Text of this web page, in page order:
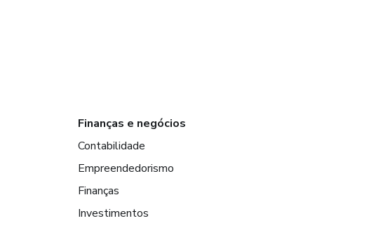
Finanças e negócios
Contabilidade
Empreendedorismo
Finanças
Investimentos